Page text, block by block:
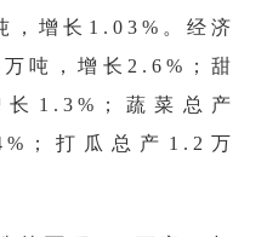
，增长 1.03 %。经济
万吨，增长 2.6 %；甜
长 1.3 %；蔬菜总产
%；打瓜总产 1.2 万